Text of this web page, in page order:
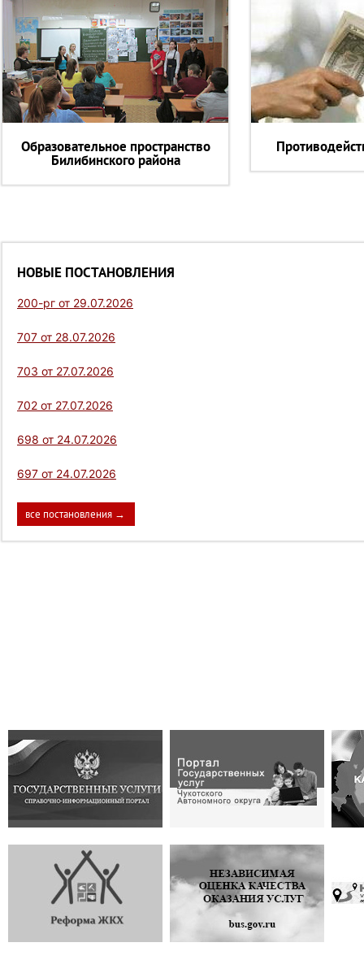
Образовательное пространство
Билибинского района
НОВЫЕ ПОСТАНОВЛЕНИЯ
200-рг от 29.07.2026
707 от 28.07.2026
703 от 27.07.2026
702 от 27.07.2026
698 от 24.07.2026
697 от 24.07.2026
все постановления →